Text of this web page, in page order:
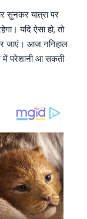
सुनकर यात्रा पर
यदि ऐसा हो, तो
जाएं। आज ननिहाल
में परेशानी आ सकती